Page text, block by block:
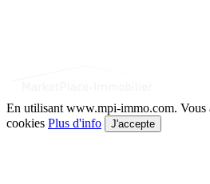
En utilisant www.mpi-immo.com. Vous
cookies Plus d'info J'accepte